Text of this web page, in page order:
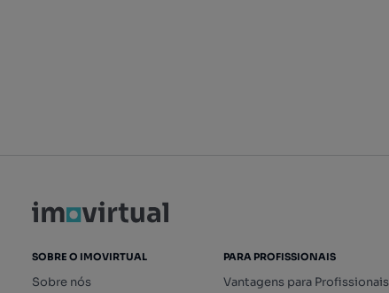
SOBRE O IMOVIRTUAL
Sobre nós
PARA PROFISSIONAIS
Vantagens para Profissionais